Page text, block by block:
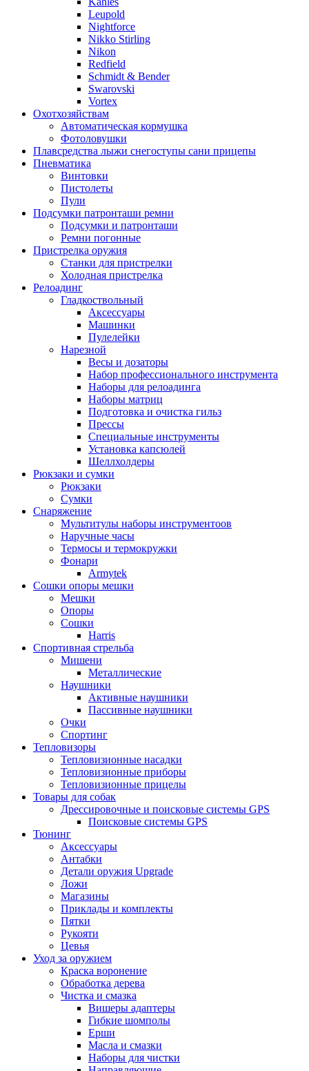
Leupold
Nightforce
Nikko Stirling
Nikon
Redfield
Schmidt & Bender
Swarovski
Vortex
Охотхозяйствам
Автоматическая кормушка
Фотоловушки
Плавсредства лыжи снегоступы сани прицепы
Пневматика
Винтовки
Пистолеты
Пули
Подсумки патронташи ремни
Подсумки и патронташи
Ремни погонные
Пристрелка оружия
Станки для пристрелки
Холодная пристрелка
Релоадинг
Гладкоствольный
Аксессуары
Машинки
Пулелейки
Нарезной
Весы и дозаторы
Набор профессионального инструмента
Наборы для релоадинга
Наборы матриц
Подготовка и очистка гильз
Прессы
Специальные инструменты
Установка капсюлей
Шеллхолдеры
Рюкзаки и сумки
Рюкзаки
Сумки
Снаряжение
Мультитулы наборы инструментоов
Наручные часы
Термосы и термокружки
Фонари
Armytek
Сошки опоры мешки
Мешки
Опоры
Сошки
Harris
Спортивная стрельба
Мишени
Металлические
Наушники
Активные наушники
Пассивные наушники
Очки
Спортинг
Тепловизоры
Тепловизионные насадки
Тепловизионные приборы
Тепловизионные прицелы
Товары для собак
Дрессировочные и поисковые системы GPS
Поисковые системы GPS
Тюнинг
Аксессуары
Антабки
Детали оружия Upgrade
Ложи
Магазины
Приклады и комплекты
Пятки
Рукояти
Цевья
Уход за оружием
Краска воронение
Обработка дерева
Чистка и смазка
Вишеры адаптеры
Гибкие шомполы
Ерши
Масла и смазки
Наборы для чистки